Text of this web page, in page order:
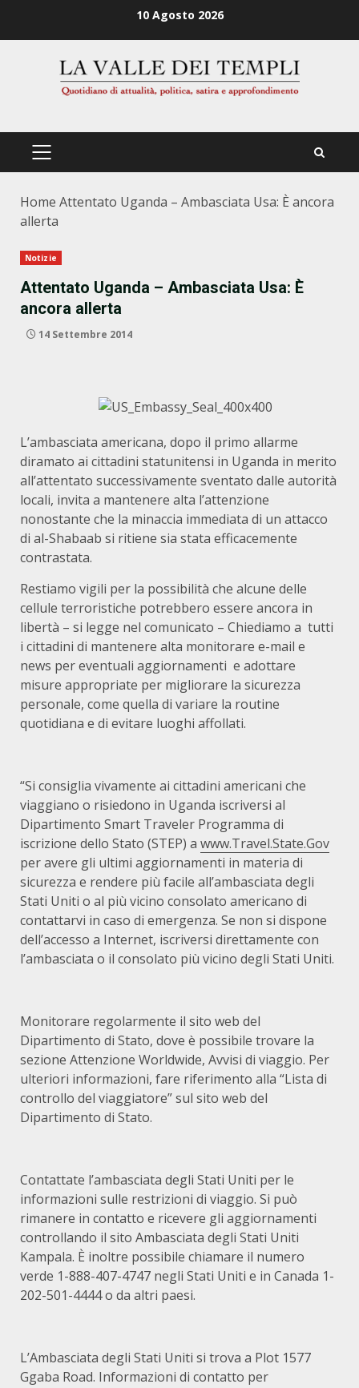
10 Agosto 2026
PRIMÄRES
Home Attentato Uganda – Ambasciata Usa: È ancora
allerta
Notizie
Attentato Uganda – Ambasciata Usa: È
ancora allerta
14 Settembre 2014
L’ambasciata americana, dopo il primo allarme
diramato ai cittadini statunitensi in Uganda in merito
all’attentato successivamente sventato dalle autorità
locali, invita a mantenere alta l’attenzione
nonostante che la minaccia immediata di un attacco
di al-Shabaab si ritiene sia stata efficacemente
contrastata.
Restiamo vigili per la possibilità che alcune delle
cellule terroristiche potrebbero essere ancora in
libertà – si legge nel comunicato – Chiediamo a tutti
i cittadini di mantenere alta monitorare e-mail e
news per eventuali aggiornamenti e adottare
misure appropriate per migliorare la sicurezza
personale, come quella di variare la routine
quotidiana e di evitare luoghi affollati.
“Si consiglia vivamente ai cittadini americani che
viaggiano o risiedono in Uganda iscriversi al
Dipartimento Smart Traveler Programma di
iscrizione dello Stato (STEP) a www.Travel.State.Gov
per avere gli ultimi aggiornamenti in materia di
sicurezza e rendere più facile all’ambasciata degli
Stati Uniti o al più vicino consolato americano di
contattarvi in caso di emergenza. Se non si dispone
dell’accesso a Internet, iscriversi direttamente con
l’ambasciata o il consolato più vicino degli Stati Uniti.
Monitorare regolarmente il sito web del
Dipartimento di Stato, dove è possibile trovare la
sezione Attenzione Worldwide, Avvisi di viaggio. Per
ulteriori informazioni, fare riferimento alla “Lista di
controllo del viaggiatore” sul sito web del
Dipartimento di Stato.
Contattate l’ambasciata degli Stati Uniti per le
informazioni sulle restrizioni di viaggio. Si può
rimanere in contatto e ricevere gli aggiornamenti
controllando il sito Ambasciata degli Stati Uniti
Kampala. È inoltre possibile chiamare il numero
verde 1-888-407-4747 negli Stati Uniti e in Canada 1-
202-501-4444 o da altri paesi.
L’Ambasciata degli Stati Uniti si trova a Plot 1577
Ggaba Road. Informazioni di contatto per